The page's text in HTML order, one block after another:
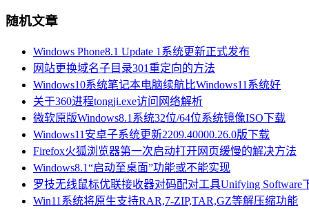
随机文章
Windows Phone8.1 Update 1系统更新正式发布
网站更换域名子目录301重定向的方法
Windows10系统笔记本电脑续航比Windows11系统好
关于360进程tongji.exe访问网络解析
微软原版Windows8.1系统32位/64位系统镜像ISO下载
Windows11安卓子系统更新2209.40000.26.0版下载
Firefox火狐浏览器第一次启动打开网页缓慢的解决方法
Windows8.1“启动至桌面”功能或不能实现
罗技无线鼠标优联接收器对码配对工具Unifying Software
Win11系统将原生支持RAR,7-ZIP,TAR,GZ等解压缩功能